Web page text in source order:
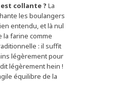
collante ? La
les boulangers
entendu, et là nul
farine comme
: il suffit
légèrement pour
dit légèrement hein !
équilibre de la